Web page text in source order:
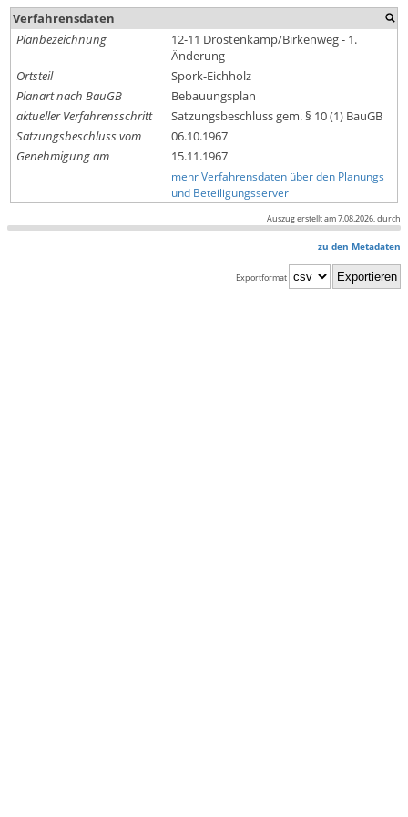
Verfahrensdaten
Planbezeichnung
12-11 Drostenkamp/Birkenweg - 1.
Änderung
Ortsteil
Spork-Eichholz
Planart nach BauGB
Bebauungsplan
aktueller Verfahrensschritt
Satzungsbeschluss gem. § 10 (1) BauGB
Satzungsbeschluss vom
06.10.1967
Genehmigung am
15.11.1967
mehr Verfahrensdaten über den Planungs
und Beteiligungsserver
Auszug erstellt am 7.08.2026, durch
zu den Metadaten
Exportformat